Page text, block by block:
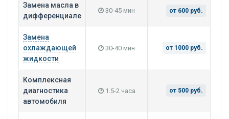
Замена масла в
дифференциале
30-45 мин от 600 руб.
Замена
охлаждающей
жидкости
30-40 мин от 1000 руб.
Комплексная
диагностика
автомобиля
1.5-2 часа от 500 руб.